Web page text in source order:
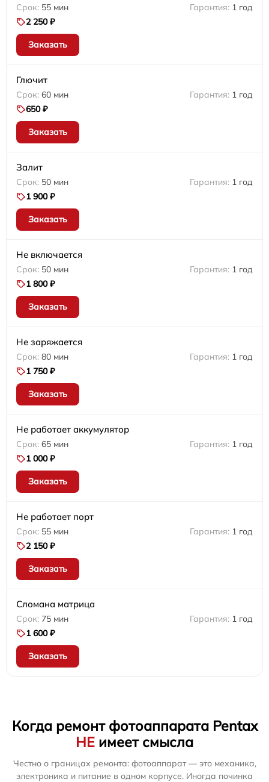
55 мин
1 год
2 250 ₽
Заказать
Глючит
60 мин
1 год
650 ₽
Заказать
Залит
50 мин
1 год
1 900 ₽
Заказать
Не включается
50 мин
1 год
1 800 ₽
Заказать
Не заряжается
80 мин
1 год
1 750 ₽
Заказать
Не работает аккумулятор
65 мин
1 год
1 000 ₽
Заказать
Не работает порт
55 мин
1 год
2 150 ₽
Заказать
Сломана матрица
75 мин
1 год
1 600 ₽
Заказать
Когда ремонт фотоаппарата Pentax
НЕ имеет смысла
Честно о границах ремонта: фотоаппарат — это механика,
электроника и питание в одном корпусе. Иногда починка